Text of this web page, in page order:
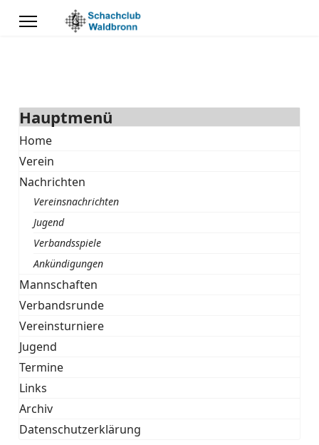
Hauptmenü
Home
Verein
Nachrichten
Vereinsnachrichten
Jugend
Verbandsspiele
Ankündigungen
Mannschaften
Verbandsrunde
Vereinsturniere
Jugend
Termine
Links
Archiv
Datenschutzerklärung